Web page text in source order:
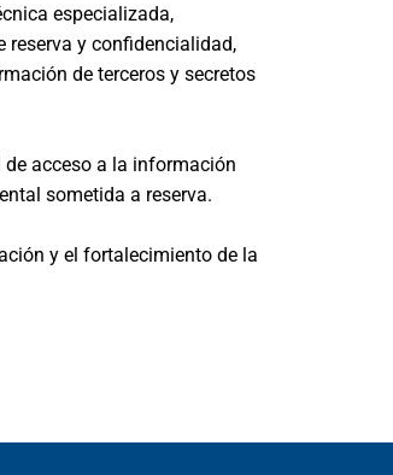
especializada,
reserva y confidencialidad,
de terceros y secretos
acceso a la información
sometida a reserva.
y el fortalecimiento de la